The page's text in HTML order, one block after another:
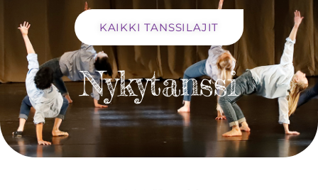
KAIKKI TANSSILAJIT
Nykytanssi